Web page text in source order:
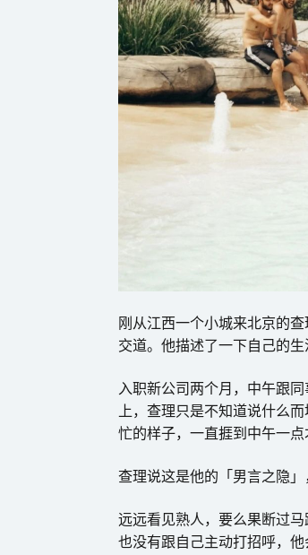
刚从江西一个小城来北京的
交道。他描述了一下自己的生
入职新公司两个月，中午跟
上，查理只是不知道说什么
忙的样子，一直捱到中午一点
查理说这是他的「男言之隐」
远远看见熟人，要么果断过
也没有跟自己主动打招呼，他